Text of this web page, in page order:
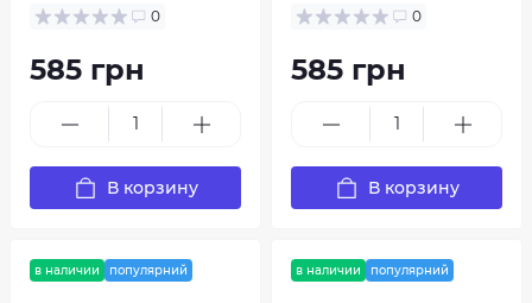
0
585 грн
В корзину
0
585 грн
В корзину
в наличии популярний в наличии популярний